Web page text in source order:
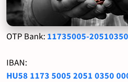
OTP Bank: 11735005-20510350
IBAN:
HU58 1173 5005 2051 0350